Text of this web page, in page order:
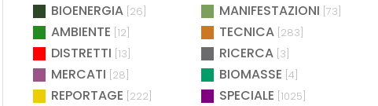
BIOENERGIA [26] MANIFESTAZIONI [73]
AMBIENTE [12] TECNICA [283]
DISTRETTI [13] RICERCA [3]
MERCATI [28] BIOMASSE [4]
REPORTAGE [222] SPECIALE [1025]